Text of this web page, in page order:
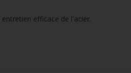
efficace de l'acier.